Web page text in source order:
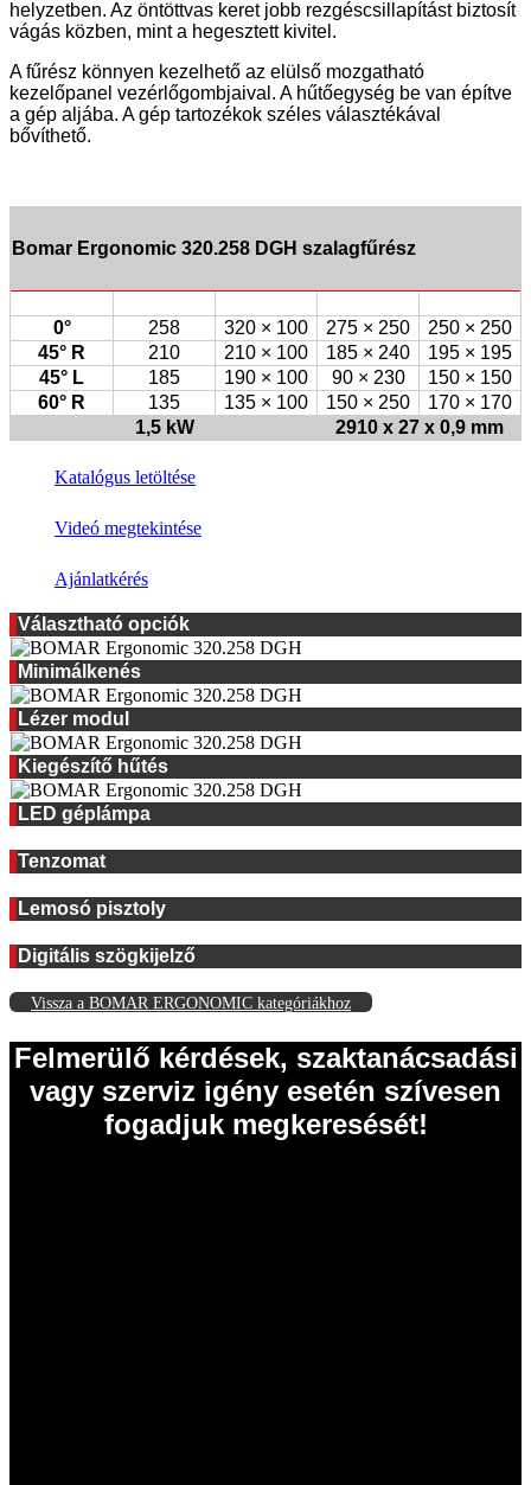
helyzetben. Az öntöttvas keret jobb rezgéscsillapítást biztosít
vágás közben, mint a hegesztett kivitel.
A fűrész könnyen kezelhető az elülső mozgatható
kezelőpanel vezérlőgombjaival. A hűtőegység be van építve
a gép aljába. A gép tartozékok széles választékával
bővíthető.
Bomar Ergonomic 320.258 DGH szalagfűrész
0° 258 320 × 100 275 × 250
250 × 250
45° R
210 210 × 100 185 × 240
195 × 195
45° L
185 190 × 100 90 × 230
150 × 150
60° R
135 135 × 100 150 × 250
170 × 170
1,5 kW
2910 x 27 x 0,9 mm
Katalógus letöltése
Videó megtekintése
Ajánlatkérés
Választható opciók
Minimálkenés
Lézer modul
Kiegészítő hűtés
LED géplámpa
Tenzomat
Lemosó pisztoly
Digitális szögkijelző
Vissza a BOMAR ERGONOMIC kategóriákhoz
Felmerülő kérdések, szaktanácsadási
vagy szerviz igény esetén szívesen
fogadjuk megkeresését!